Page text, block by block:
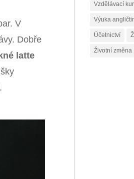
V
Dobře
latte
Vzdělávací
Výuka
Účetnictví
Životní změna